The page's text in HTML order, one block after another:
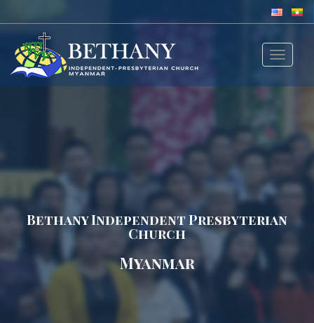
Toggle
Bethany Independent Presbyterian
Church
Myanmar